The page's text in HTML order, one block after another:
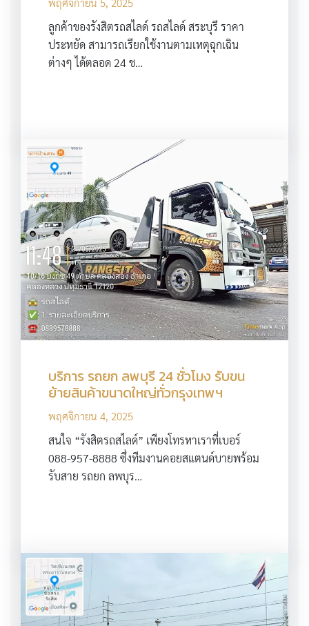
ลูกค้าของรังสิตรถสไลด์ รถสไลด์ สระบุรี ราคา
ประหยัด สามารถเรียกใช้งานตามเหตุฉุกเฉิน
ต่างๆ ได้ตลอด 24 ช…
บริการ รถยก ลพบุรี 24 ชั่วโมง รับขน
ย้ายสินค้าขนาดใหญ่ทั่วกรุงเทพฯ
พฤศจิกายน 4, 2025
สนใจ “รังสิตรถสไลด์” เพียงโทรหาเราที่เบอร์
088-957-8888 ซึ่งทีมงานคอยสแตนด์บายพร้อม
รับสาย รถยก ลพบุร…